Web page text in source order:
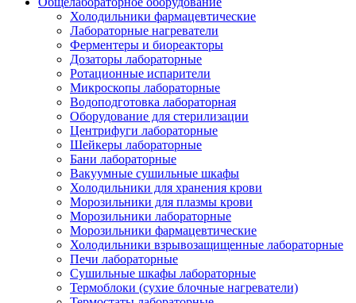
Холодильники фармацевтические
Лабораторные нагреватели
Ферментеры и биореакторы
Дозаторы лабораторные
Ротационные испарители
Микроскопы лабораторные
Водоподготовка лабораторная
Оборудование для стерилизации
Центрифуги лабораторные
Шейкеры лабораторные
Бани лабораторные
Вакуумные сушильные шкафы
Холодильники для хранения крови
Морозильники для плазмы крови
Морозильники лабораторные
Морозильники фармацевтические
Холодильники взрывозащищенные лабораторные
Печи лабораторные
Сушильные шкафы лабораторные
Термоблоки (сухие блочные нагреватели)